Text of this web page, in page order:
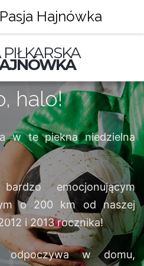
halo!
w te piekna niedzielna
emocjonującym
o 200 km od naszej
i 2013 rocznika!
odpoczywa w domu,
Hajnówka